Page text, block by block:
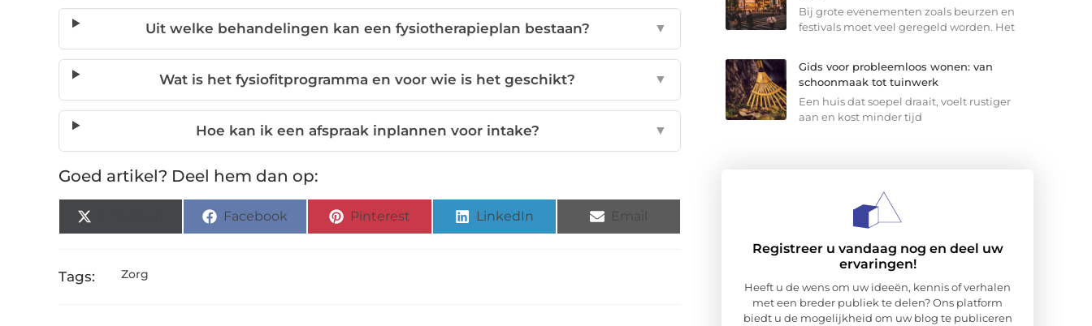
Uit welke behandelingen kan een fysiotherapieplan bestaan? ▼
Wat is het fysiofitprogramma en voor wie is het geschikt? ▼
Hoe kan ik een afspraak inplannen voor intake? ▼
Goed artikel? Deel hem dan op:
Facebook Pinterest LinkedIn
Tags: Zorg
Bij grote evenementen zoals beurzen en
festivals moet veel geregeld worden. Het
Gids voor probleemloos wonen: van
schoonmaak tot tuinwerk
Een huis dat soepel draait, voelt rustiger
aan en kost minder tijd
Registreer u vandaag nog en deel uw
ervaringen!
Heeft u de wens om uw ideeën, kennis of verhalen
met een breder publiek te delen? Ons platform
biedt u de mogelijkheid om uw blog te publiceren